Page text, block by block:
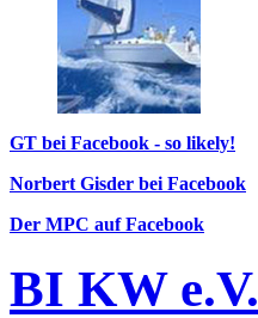
GT bei Facebook - so likely!
Norbert Gisder bei Facebook
Der MPC auf Facebook
BI KW e.V.